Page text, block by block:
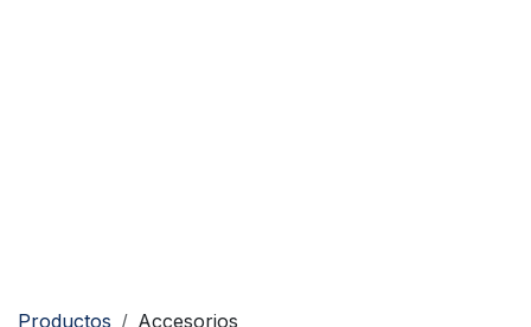
Productos Accesorios